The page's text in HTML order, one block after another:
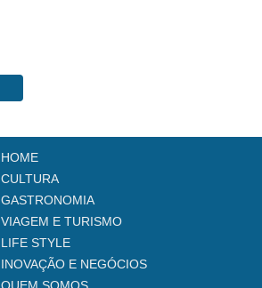
HOME
CULTURA
GASTRONOMIA
VIAGEM E TURISMO
LIFE STYLE
INOVAÇÃO E NEGÓCIOS